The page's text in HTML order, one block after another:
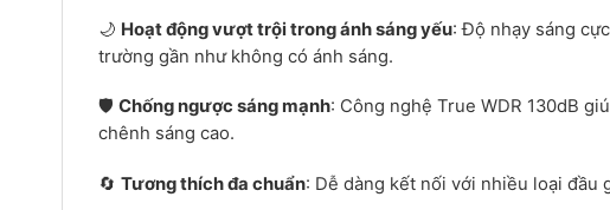
🌙 Hoạt động vượt trội trong ánh sáng yếu: Độ nhạy sáng
trường gần như không có ánh sáng.
🛡️ Chống ngược sáng mạnh: Công nghệ True WDR 130dB
chênh sáng cao.
🔄 Tương thích đa chuẩn: Dễ dàng kết nối với nhiều loại đầu